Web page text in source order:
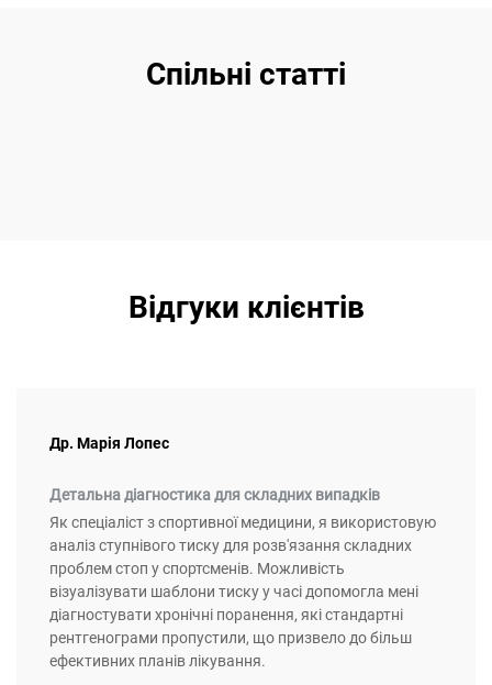
Спільні статті
Відгуки клієнтів
Др. Марія Лопес
Детальна діагностика для складних випадків
Як спеціаліст з спортивної медицини, я використовую
аналіз ступнівого тиску для розв'язання складних
проблем стоп у спортсменів. Можливість
візуалізувати шаблони тиску у часі допомогла мені
діагностувати хронічні поранення, які стандартні
рентгенограми пропустили, що призвело до більш
ефективних планів лікування.